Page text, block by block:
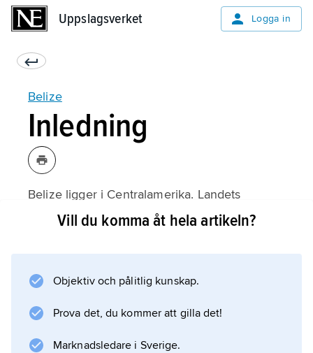
Uppslagsverket Logga in
Belize
Inledning
Belize ligger i Centralamerika. Landets
huvudstad heter
Information om artikeln
Vill du komma åt hela artikeln?
Objektiv och pålitlig kunskap.
Prova det, du kommer att gilla det!
Marknadsledare i Sverige.